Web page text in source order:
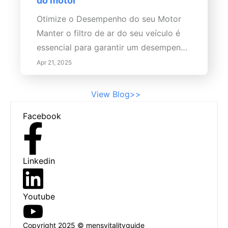
Otimize o Desempenho do seu Motor
Manter o filtro de ar do seu veículo é
essencial para garantir um desempenho
e longevidade ótimos do motor. Os
filtros de ar desempenham um papel
vital na retenção de sujeira, detritos e
motor.
Apr 21, 2025
View Blog>>
Facebook
Linkedin
Youtube
Copyright 2025 © mensvitalityguide